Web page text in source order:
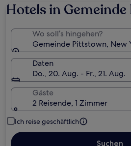
Hotels in
Wo soll’s hingehen?
Gemeinde Pittstown, New
Daten
Do., 20. Aug. - Fr., 21. Aug.
Gäste
2 Reisende, 1 Zimmer
Ich reise geschäftlich
Suchen